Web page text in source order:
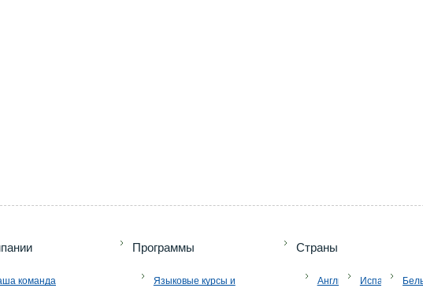
команда
Программы
Языковые курсы и
Страны
Англия Испания